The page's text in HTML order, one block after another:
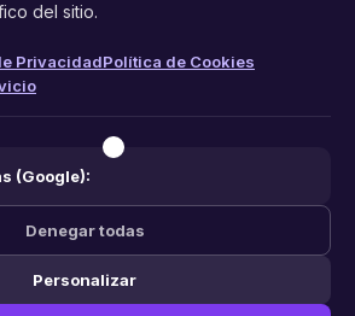
Aviso Legal
servicio dePC64 Servicios Informaticos.
del sitio.
PrivacidadPolítica de Cookies
(Google):
Denegar todas
Personalizar